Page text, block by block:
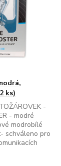
ks)
-
- modré
modrobílé
schváleno pro